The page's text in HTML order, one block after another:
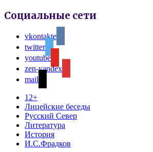
Социальные сети
vkontakte
twitter
youtube
zen-yandex
mail
12+
Лицейские беседы
Русский Север
Литература
История
И.С.Фрадков